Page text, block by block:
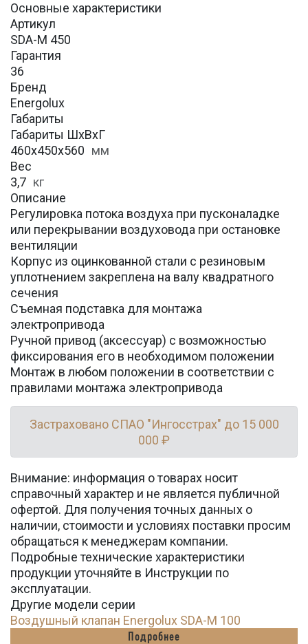
Основные характеристики
Артикул
SDA-M 450
Гарантия
36
Бренд
Energolux
Габариты
Габариты ШхВхГ
460x450x560 мм
Вес
3,7 кг
Описание
Регулировка потока воздуха при пусконаладке
или перекрывании воздуховода при остановке
вентиляции
Корпус из оцинкованной стали с резиновым
уплотнением закреплена на валу квадратного
сечения
Съемная подставка для монтажа
электропривода
Ручной привод (аксессуар) с возможностью
фиксирования его в необходимом положении
Монтаж в любом положении в соответствии с
правилами монтажа электропривода
Застраховано СПАО "Ингосстрах" до 15 000
000 ₽
Внимание: информация о товарах носит
справочный характер и не является публичной
офертой. Для получения точных данных о
наличии, стоимости и условиях поставки просим
обращаться к менеджерам компании.
Подробные технические характеристики
продукции уточняйте в Инструкции по
эксплуатации.
Другие модели серии
Воздушный клапан Energolux SDA-M 100
Подробнее